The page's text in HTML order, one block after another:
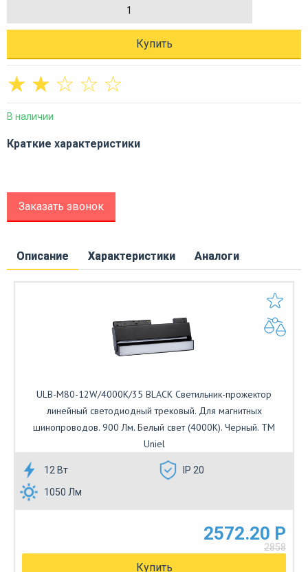
Купить
☆
☆
☆
☆
☆
В наличии
Краткие характеристики
Заказать звонок
Описание Характеристики Аналоги
ULB-M80-12W/4000K/35 BLACK Светильник-прожектор
линейный светодиодный трековый. Для магнитных
шинопроводов. 900 Лм. Белый свет (4000К). Черный. ТМ
Uniel
12 Вт
IP 20
1050 Лм
2572.20 Р
2858
Купить